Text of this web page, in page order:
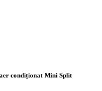
condiționat Mini Split